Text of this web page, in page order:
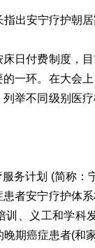
指出安宁疗护朝
日付费制度，
一环。在大会
举不同级别医
务计划 (简称：
者安宁疗护体
、义工和学科
期癌症患者(和家